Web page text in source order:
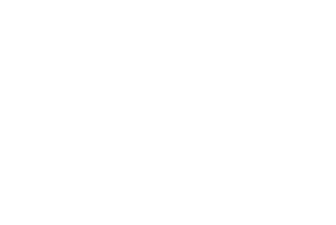
mensen